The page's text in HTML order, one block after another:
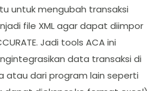
untuk mengubah transaksi
file XML agar dapat diimpor
Jadi tools ACA ini
data transaksi di
atau dari program lain seperti